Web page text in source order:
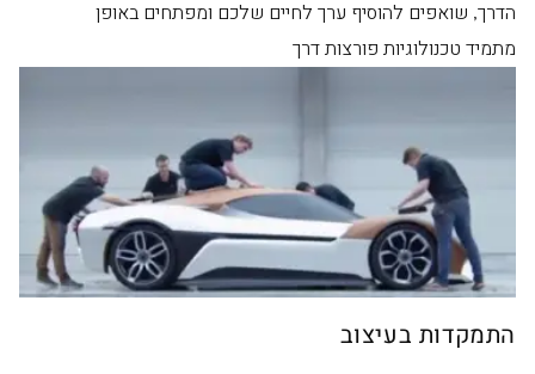
הדרך, שואפים להוסיף ערך לחיים שלכם ומפתחים באופן
מתמיד טכנולוגיות פורצות דרך
התמקדות בעיצוב